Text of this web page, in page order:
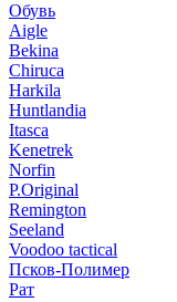
Обувь
Aigle
Bekina
Chiruсa
Harkila
Huntlandia
Itasca
Kenetrek
Norfin
P.Original
Remington
Seeland
Voodoo tactical
Псков-Полимер
Рат